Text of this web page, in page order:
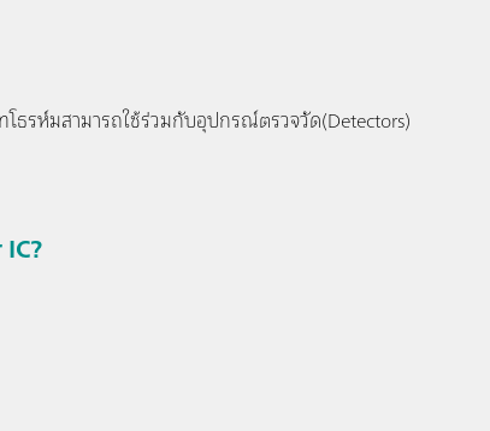
โธรห์มสามารถใช้ร่วมกับอุปกรณ์ตรวจวัด(Detectors)